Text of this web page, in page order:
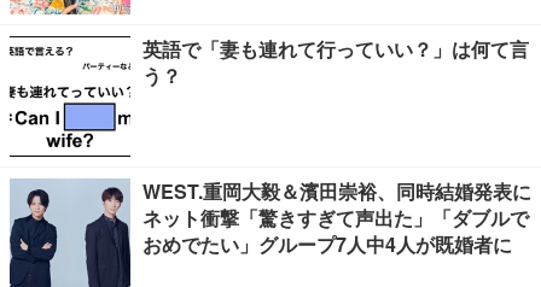
英語で「妻も連れて行っていい？」は何て言
う？
WEST.重岡大毅＆濱田崇裕、同時結婚発表に
ネット衝撃「驚きすぎて声出た」「ダブルで
おめでたい」グループ7人中4人が既婚者に